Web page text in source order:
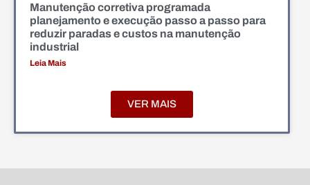
Manutenção corretiva programada
planejamento e execução passo a passo para
reduzir paradas e custos na manutenção
industrial
Leia Mais
VER MAIS